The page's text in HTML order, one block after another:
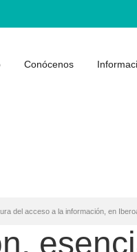
Conócenos
del acceso a la información, en